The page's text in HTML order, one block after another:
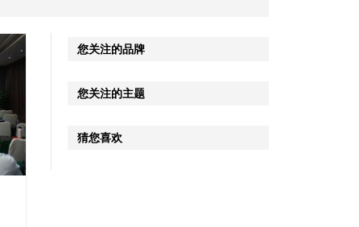
您关注的品牌
您关注的主题
猜您喜欢